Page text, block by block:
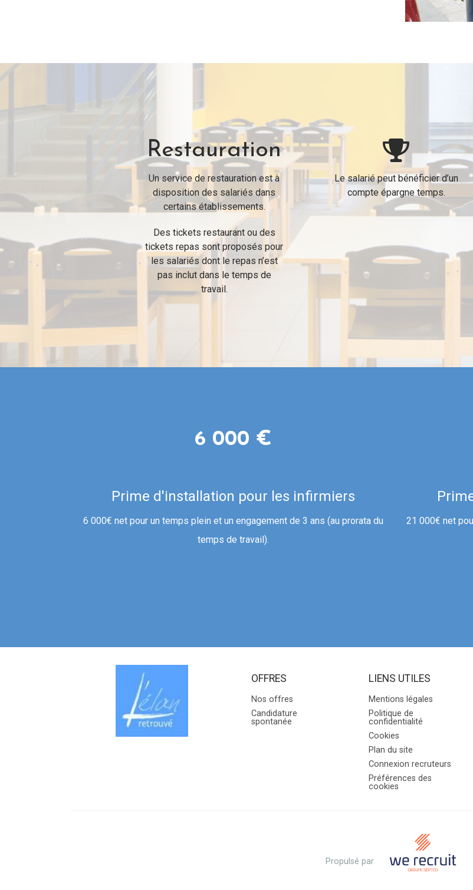
Restauration
Un service de restauration est à
disposition des salariés dans
certains établissements.
Des tickets restaurant ou des
tickets repas sont proposés pour
les salariés dont le repas n’est
pas inclut dans le temps de
travail.
Le salarié peut bénéficier d’un
compte épargne temps.
6 000 €
Prime d'installation pour les infirmiers
6 000€ net pour un temps plein et un engagement de 3 ans (au prorata du
temps de travail).
21 000€ net
OFFRES
Nos offres
Candidature
spontanée
LIENS UTILES
Mentions légales
Politique de
confidentialité
Cookies
Plan du site
Connexion recruteurs
Préférences des
cookies
Propulsé par